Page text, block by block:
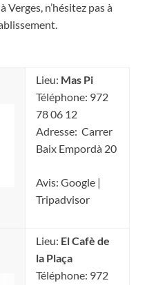
Verges, n’hésitez pas à
Lieu: Mas Pi
Téléphone: 972
78 06 12
Adresse: Carrer
Baix Empordà 20
Avis: Google |
Tripadvisor
Lieu: El Cafè de
la Plaça
Téléphone: 972